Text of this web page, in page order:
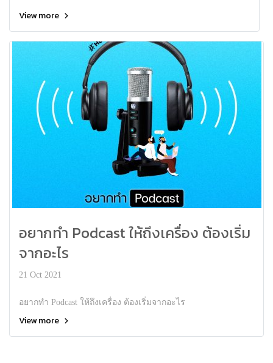
View more
อยากทำ Podcast ให้ถึงเครื่อง ต้องเริ่ม
จากอะไร
21 Oct 2021
อยากทำ Podcast ให้ถึงเครื่อง ต้องเริ่มจากอะไร
View more